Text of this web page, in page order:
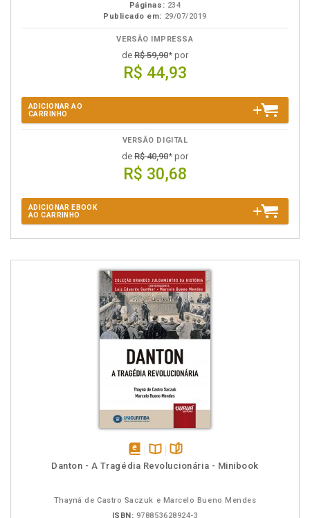
Páginas: 234
Publicado em: 29/07/2019
VERSÃO IMPRESSA
de R$ 59,90* por
R$ 44,93
ADICIONAR AO
CARRINHO
VERSÃO DIGITAL
de R$ 40,90* por
R$ 30,68
ADICIONAR EBOOK
AO CARRINHO
disponívelDisponível
páginas
Danton - A Tragédia Revolucionária - Minibook
Thayná de Castro Saczuk e Marcelo Bueno Mendes
ISBN: 978853628924-3